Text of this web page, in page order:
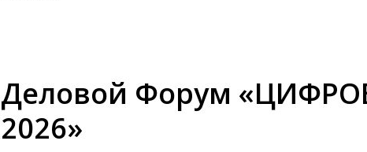
Деловой Форум
2026»